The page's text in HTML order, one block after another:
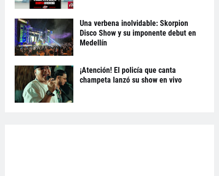
Una verbena inolvidable: Skorpion
Disco Show y su imponente debut en
Medellín
¡Atención! El policía que canta
champeta lanzó su show en vivo